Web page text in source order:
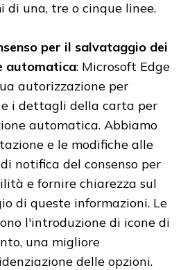
per il salvataggio dei
automatica: Microsoft Edge
autorizzazione per
i dettagli della carta per
automatica. Abbiamo
e le modifiche alle
notifica del consenso per
e fornire chiarezza sul
di queste informazioni. Le
l'introduzione di icone di
una migliore
delle opzioni.